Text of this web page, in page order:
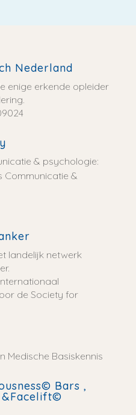
Nederland
enige erkende opleider
& psychologie:
Communicatie &
landelijk netwerk
de Society for
Medische Basiskennis
Bars ,
&Facelift©